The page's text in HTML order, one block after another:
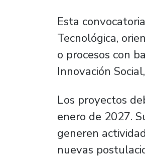
Esta
Tecnológica,
o procesos con
Innovación
Los proyectos
enero de 2027.
generen
nuevas